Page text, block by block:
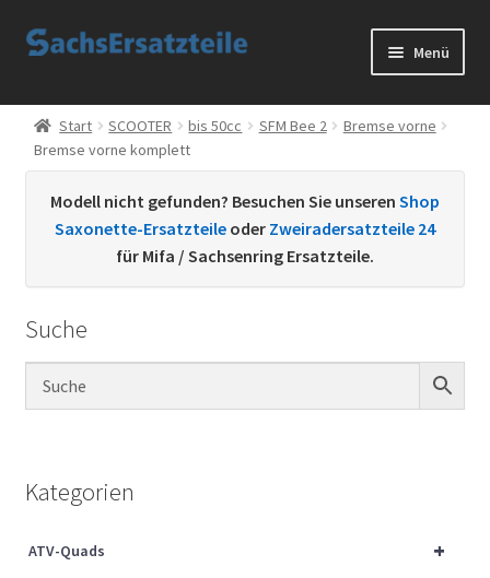
Zur
Zum
Menü
Start
AGB
Datenschutzerklärung
Kontakt
Sachs Ersatzteile
Über uns
Start SCOOTER bis 50cc SFM Bee 2
Bremse vorne
Bremse vorne komplett
Modell nicht gefunden? Besuchen Sie unseren Shop
Saxonette-Ersatzteile oder Zweiradersatzteile 24
für Mifa / Sachsenring Ersatzteile.
Suche
Kategorien
+
ATV-Quads